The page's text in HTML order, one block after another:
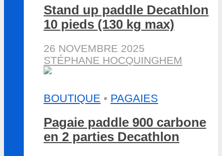
Stand up paddle Decathlon
10 pieds (130 kg max)
26 NOVEMBRE 2025
STÉPHANE HOCQUINGHEM
BOUTIQUE • PAGAIES
Pagaie paddle 900 carbone
en 2 parties Decathlon